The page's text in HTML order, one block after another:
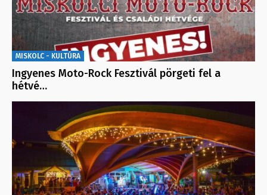
MISKOLC - KULTÚRA
Ingyenes Moto-Rock Fesztivál pörgeti fel a
hétvé…